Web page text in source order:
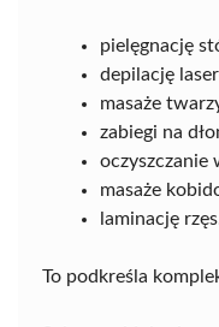
pielęgnację
depilację
masaże
zabiegi na
oczyszczanie
masaże
laminację
To podkreśla